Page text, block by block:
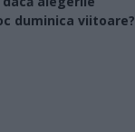
duminica viitoare?